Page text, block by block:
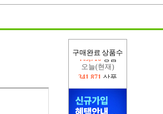
구매완료 상품수
오늘(현재)
341,871 상품